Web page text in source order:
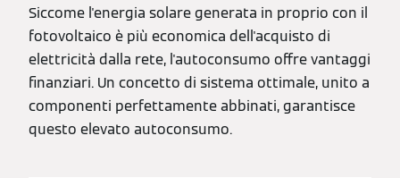
Siccome l'energia solare generata in proprio con il
fotovoltaico è più economica dell'acquisto di
elettricità dalla rete, l'autoconsumo offre vantaggi
finanziari. Un concetto di sistema ottimale, unito a
componenti perfettamente abbinati, garantisce
questo elevato autoconsumo.